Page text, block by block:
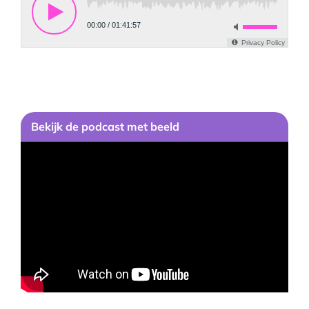
Bekijk de podcast met beeld